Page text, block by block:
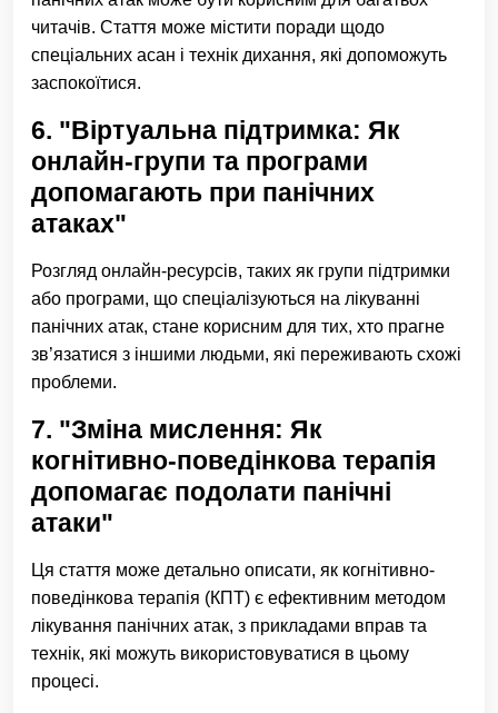
читачів. Стаття може містити поради щодо
спеціальних асан і технік дихання, які допоможуть
заспокоїтися.
6. "Віртуальна підтримка: Як
онлайн-групи та програми
допомагають при панічних
атаках"
Розгляд онлайн-ресурсів, таких як групи підтримки
або програми, що спеціалізуються на лікуванні
панічних атак, стане корисним для тих, хто прагне
зв’язатися з іншими людьми, які переживають схожі
проблеми.
7. "Зміна мислення: Як
когнітивно-поведінкова терапія
допомагає подолати панічні
атаки"
Ця стаття може детально описати, як когнітивно-
поведінкова терапія (КПТ) є ефективним методом
лікування панічних атак, з прикладами вправ та
технік, які можуть використовуватися в цьому
процесі.